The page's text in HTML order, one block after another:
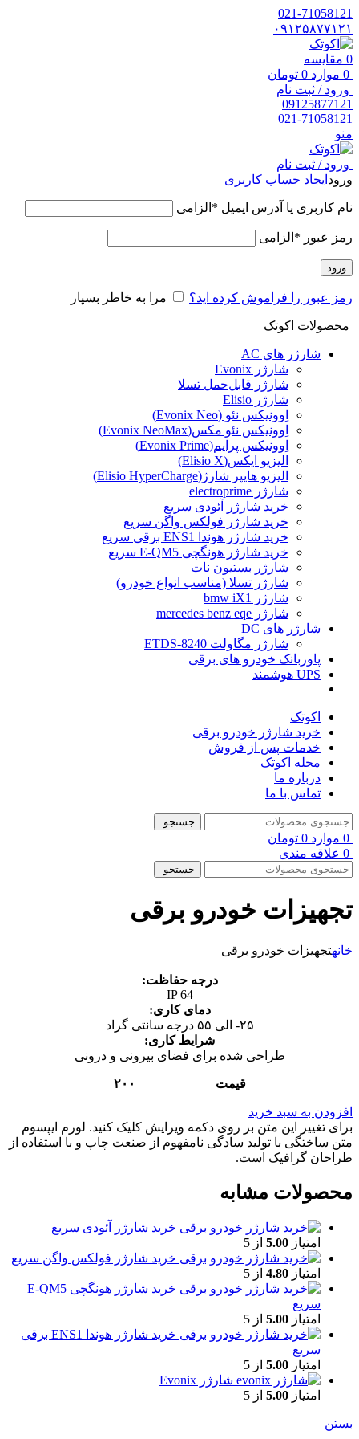
021-71058121
۰۹۱۲۵۸۷۷۱۲۱
0 مقایسه
0 موارد 0 تومان
ورود / ثبت نام
09125877121
021-71058121
منو
ورود / ثبت نام
ورود ایجاد حساب کاربری
نام کاربری یا آدرس ایمیل * الزامی
رمز عبور * الزامی
ورود
رمز عبور را فراموش کرده اید؟ مرا به خاطر بسپار
محصولات اکوتک
شارژر های AC
شارژر Evonix
شارژر قابل‌حمل تسلا
شارژر Elisio
اِوونیکس نئو (Evonix Neo)
اِوونیکس نئو مکس(Evonix NeoMax)
اِوونیکس پرایم(Evonix Prime)
الیزیو ایکس(Elisio X)
الیزیو هایپر شارژ(Elisio HyperCharge)
شارژر electroprime
خرید شارژر آئودی سریع
خرید شارژر فولکس واگن سریع
خرید شارژر هوندا ENS1 برقی سریع
خرید شارژر هونگچی E-QM5 سریع
شارژر بستیون نات
شارژر تسلا (مناسب انواع خودرو)
شارژر bmw iX1
شارژر mercedes benz eqe
شارژر های DC
شارژر مگاولت ETDS-8240
پاوربانک خودرو های برقی
UPS هوشمند
اکوتک
خرید شارژر خودرو برقی
خدمات پس از فروش
مجله اکوتک
درباره ما
تماس با ما
جستجو
0 موارد 0 تومان
0 علاقه مندی
جستجو
تجهیزات خودرو برقی
خانهتجهیزات خودرو برقی
درجه حفاظت:
IP 64
دمای کاری:
۲۵- الی ۵۵ درجه سانتی گراد
شرایط کاری:
طراحی شده برای فضای بیرونی و درونی
قیمت ۲۰۰
افزودن به سبد خرید
برای تغییر این متن بر روی دکمه ویرایش کلیک کنید. لورم ایپسوم
متن ساختگی با تولید سادگی نامفهوم از صنعت چاپ و با استفاده از
طراحان گرافیک است.
محصولات مشابه
خرید شارژر آئودی سریع
امتیاز 5.00 از 5
خرید شارژر فولکس واگن سریع
امتیاز 4.80 از 5
خرید شارژر هونگچی E-QM5
سریع
امتیاز 5.00 از 5
خرید شارژر هوندا ENS1 برقی
سریع
امتیاز 5.00 از 5
شارژر Evonix
امتیاز 5.00 از 5
بستن